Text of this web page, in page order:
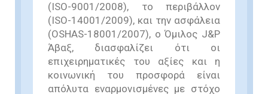
(ISO-9001/2008), το περιβάλλον
(ISO-14001/2009), και την ασφάλεια
(OSHAS-18001/2007), ο Όμιλος J&P
Άβαξ, διασφαλίζει ότι οι
επιχειρηματικές του αξίες και η
κοινωνική του προσφορά είναι
απόλυτα εναρμονισμένες με στόχο